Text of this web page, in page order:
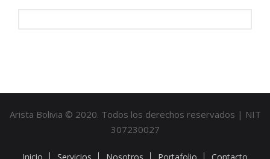
Arista Bolivia © 2020. Todos los derechos reservados | NIT
307230027